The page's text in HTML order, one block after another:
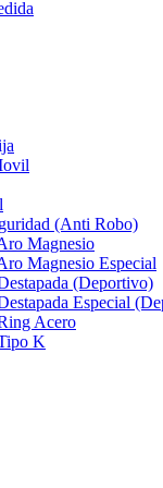
(Anti Robo)
Magnesio
Magnesio Especial
(Deportivo)
Especial
Acero
K